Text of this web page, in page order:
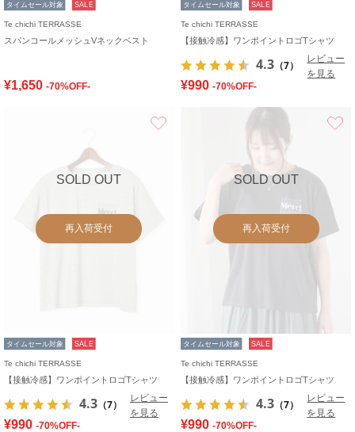
タイムセール対象 SALE
Te chichi TERRASSE
スパンコールメッシュVネックベスト
¥1,650 -70%OFF-
タイムセール対象 SALE
Te chichi TERRASSE
【接触冷感】ワンポイントロゴTシャツ
4.3 （7）
レビュー
を見る
¥990 -70%OFF-
SOLD OUT
再入荷受付
タイムセール対象 SALE
Te chichi TERRASSE
【接触冷感】ワンポイントロゴTシャツ
4.3 （7）
レビュー
を見る
¥990 -70%OFF-
SOLD OUT
再入荷受付
タイムセール対象 SALE
Te chichi TERRASSE
【接触冷感】ワンポイントロゴTシャツ
4.3 （7）
レビュー
を見る
¥990 -70%OFF-